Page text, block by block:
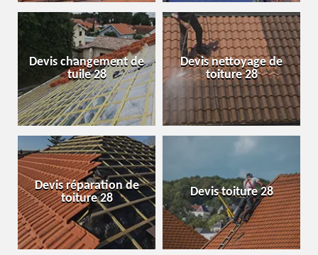
Devis changement de
tuile 28
Devis nettoyage de
toiture 28
Devis réparation de
toiture 28
Devis toiture 28